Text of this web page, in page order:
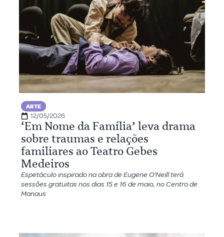
ARTE
12/05/2026
‘Em Nome da Família’ leva drama
sobre traumas e relações
familiares ao Teatro Gebes
Medeiros
Espetáculo inspirado na obra de Eugene O'Neill terá
sessões gratuitas nos dias 15 e 16 de maio, no Centro de
Manaus